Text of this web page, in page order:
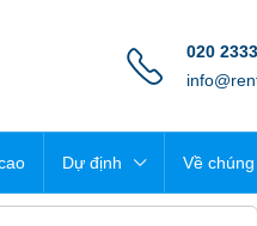
020
Dự định Về